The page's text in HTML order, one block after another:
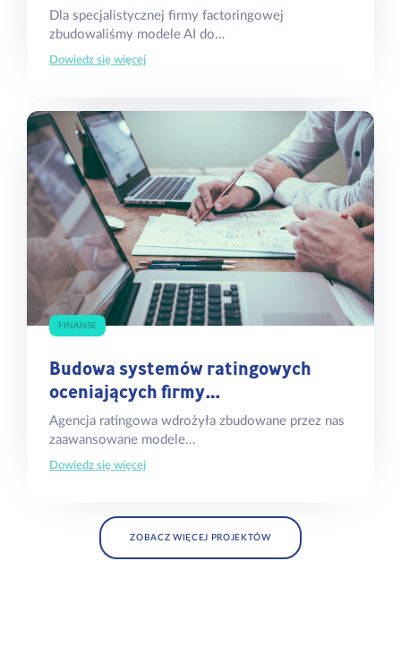
Dla specjalistycznej firmy factoringowej
zbudowaliśmy modele AI do…
Dowiedz się więcej
FINANSE
Budowa systemów ratingowych
oceniających firmy…
Agencja ratingowa wdrożyła zbudowane przez nas
zaawansowane modele…
Dowiedz się więcej
ZOBACZ WIĘCEJ PROJEKTÓW